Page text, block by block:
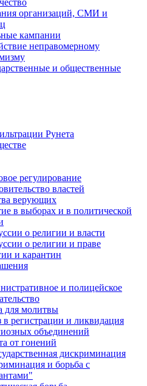
организаций, СМИ и
кампании
неправомерному
и общественные
Рунета
регулирование
властей
верующих
в выборах и в политической
о религии и власти
о религии и праве
и карантин
и полицейское
для молитвы
в регистрации и ликвидация
объединений
от гонений
дискриминация
и борьба с